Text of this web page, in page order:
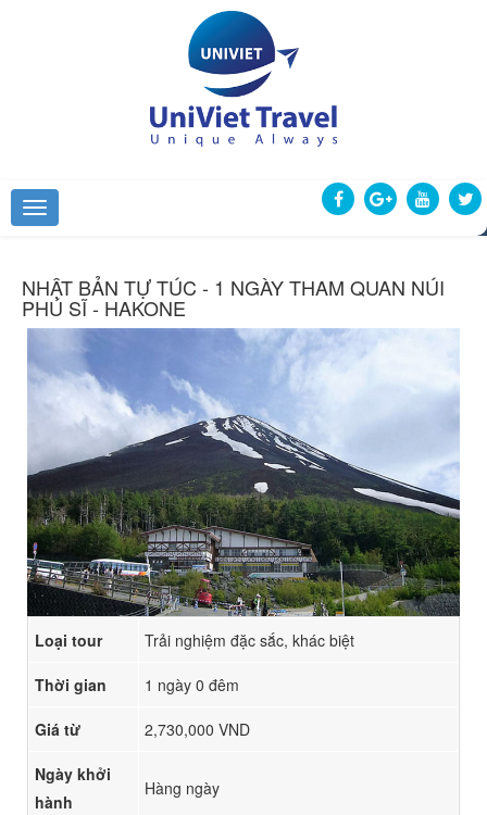
NHẬT BẢN TỰ TÚC - 1 NGÀY THAM QUAN NÚI
PHÚ SĨ - HAKONE
Loại tour Trải nghiệm đặc sắc, khác biệt
Thời gian 1 ngày 0 đêm
Giá từ 2,730,000 VND
Ngày khởi
hành
Hàng ngày